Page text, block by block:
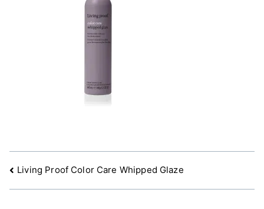
文
章
Living Proof Color Care Whipped Glaze